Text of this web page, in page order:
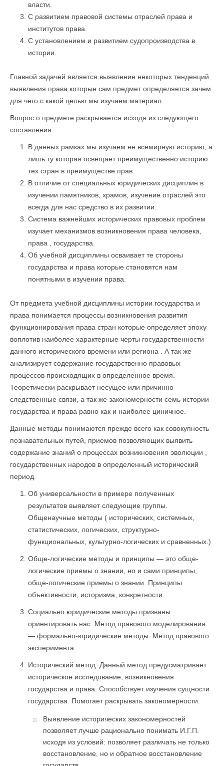
власти.
С развитием правовой системы отраслей права и
институтов права.
С установлением и развитием судопроизводства в
истории.
Главной задачей является выявление некоторых тенденций
выявления права которые сам предмет определяется зачем
для чего с какой целью мы изучаем материал.
Вопрос о предмете раскрывается исходя из следующего
составления:
В данных рамках мы изучаем не всемирную историю, а
лишь ту которая освещает преимущественно историю
тех стран в преимуществе прав.
В отличие от специальных юридических дисциплин в
изучении памятников, храмов, изучение отраслей это
всегда для нас средство в их развитии.
Система важнейших исторических правовых проблем
изучает механизмов возникновения права человека,
права , государства.
Об учебной дисциплины осваивает те стороны
государства и права которые становятся нам
понятными в изучении права.
От предмета учебной дисциплины истории государства и
права понимается процессы возникновения развития
функционирования права стран которые определяет эпоху
воплотив наиболее характерные черты государственности
данного исторического времени или региона . А так же
анализирует содержание государственно правовых
процессов происходящих в определенное время.
Теоретически раскрывает несущее или причинно
следственные связи, а так же закономерности семь истории
государства и права равно как и наиболее циничное.
Данные методы понимаются прежде всего как совокупность
познавательных путей, приемов позволяющих выявить
содержание знаний о процессах возникновения эволюции ,
государственных народов в определенный исторический
период.
Об универсальности в примере полученных
результатов выявляет следующие группы.
Общенаучные методы ( исторических, системных,
статистических, логических, структурно-
функциональных, культурно-логических и сравненных.)
Обще-логические методы и принципы — это обще-
логические приемы о знании, но и сами принципы,
обще-логические приемы о знании. Принципы
объективности, историзма, конкретности.
Социально юридические методы призваны
ориентировать нас. Метод правового моделирования
— формально-юридические методы. Метод правового
эксперимента.
Исторический метод. Данный метод предусматривает
историческое исследование, возникновения
государства и права. Способствует изучения сущности
государства. Помогает раскрывать закономерности.
Выявление исторических закономерностей
позволяет лучше рационально понимать И.Г.П.
исходя из условий: позволяет различать не только
восстановление, но и обратное восстановление